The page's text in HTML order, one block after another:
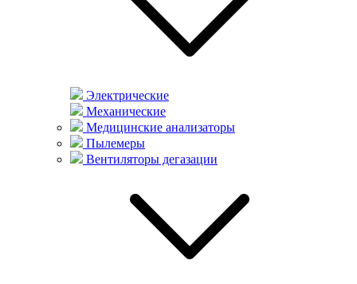
Электрические
Механические
Медицинские анализаторы
Пылемеры
Вентиляторы дегазации